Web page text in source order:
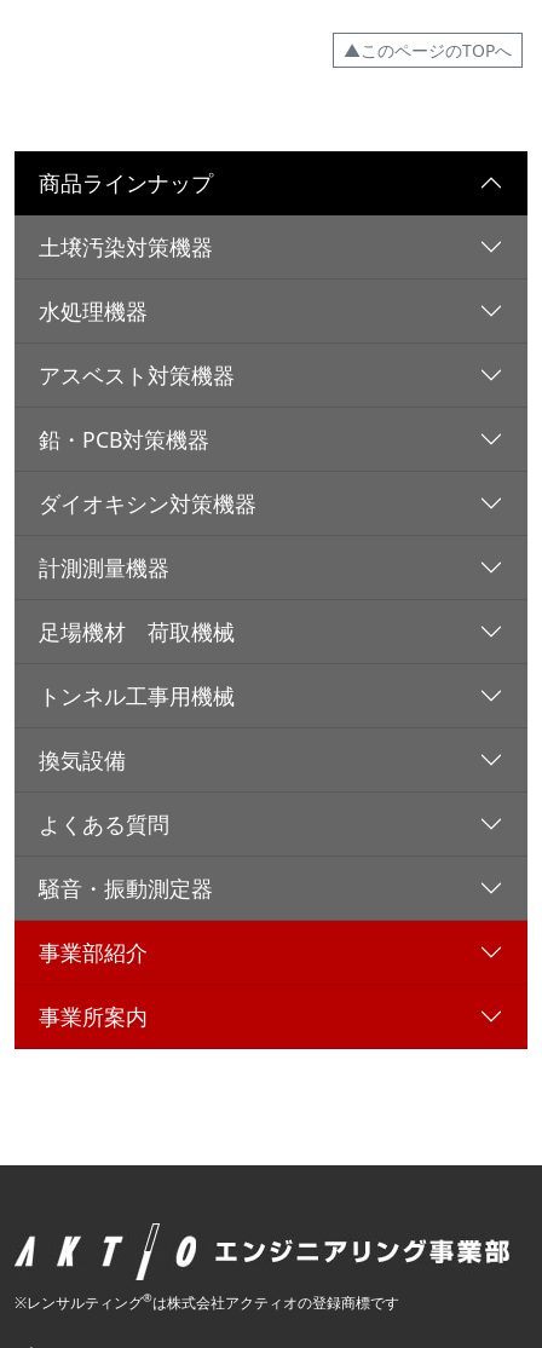
▲このページのTOPへ
商品ラインナップ
土壌汚染対策機器
水処理機器
アスベスト対策機器
鉛・PCB対策機器
ダイオキシン対策機器
計測測量機器
足場機材 荷取機械
トンネル工事用機械
換気設備
よくある質問
騒音・振動測定器
事業部紹介
事業所案内
※レンサルティング®は株式会社アクティオの登録商標です